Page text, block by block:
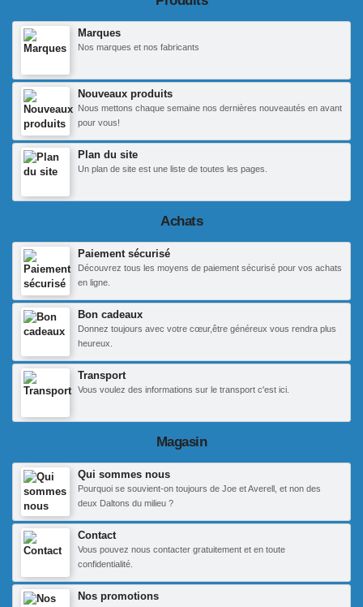
Marques
Nos marques et nos fabricants
Nouveaux produits
Nous mettons chaque semaine nos dernières nouveautés en avant
pour vous!
Plan du site
Un plan de site est une liste de toutes les pages.
Achats
Paiement sécurisé
Découvrez tous les moyens de paiement sécurisé pour vos achats
en ligne.
Bon cadeaux
Donnez toujours avec votre cœur,être généreux vous rendra plus
heureux.
Transport
Vous voulez des informations sur le transport c'est ici.
Magasin
Qui sommes nous
Pourquoi se souvient-on toujours de Joe et Averell, et non des
deux Daltons du milieu ?
Contact
Vous pouvez nous contacter gratuitement et en toute
confidentialité.
Nos promotions